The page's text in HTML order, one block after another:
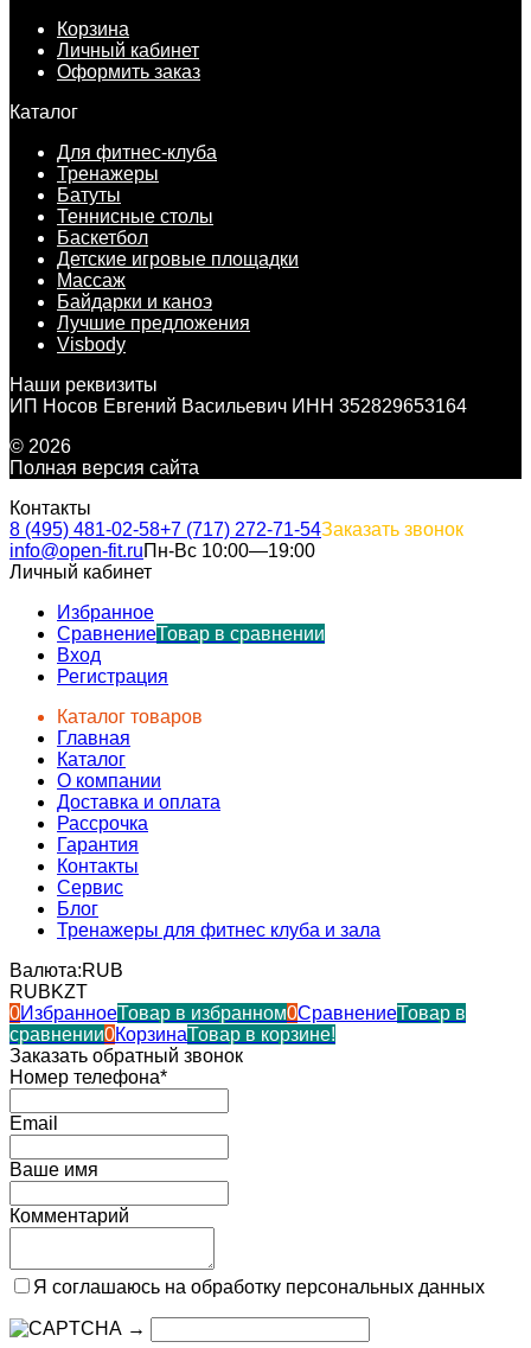
Корзина
Личный кабинет
Оформить заказ
Каталог
Для фитнес-клуба
Тренажеры
Батуты
Теннисные столы
Баскетбол
Детские игровые площадки
Массаж
Байдарки и каноэ
Лучшие предложения
Visbody
Наши реквизиты
ИП Носов Евгений Васильевич ИНН 352829653164
© 2026
Полная версия сайта
Контакты
8 (495) 481-02-58+7 (717) 272-71-54Заказать звонок
info@open-fit.ruПн-Вс 10:00—19:00
Личный кабинет
Избранное
СравнениеТовар в сравнении
Вход
Регистрация
Каталог товаров
Главная
Каталог
О компании
Доставка и оплата
Рассрочка
Гарантия
Контакты
Сервис
Блог
Тренажеры для фитнес клуба и зала
Валюта:RUB
RUBKZT
0ИзбранноеТовар в избранном0СравнениеТовар в
сравнении0КорзинаТовар в корзине!
Заказать обратный звонок
Номер телефона*
Email
Ваше имя
Комментарий
Я соглашаюсь на обработку персональных данных
→